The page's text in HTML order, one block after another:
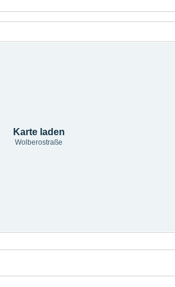
Karte laden
Wolberostraße